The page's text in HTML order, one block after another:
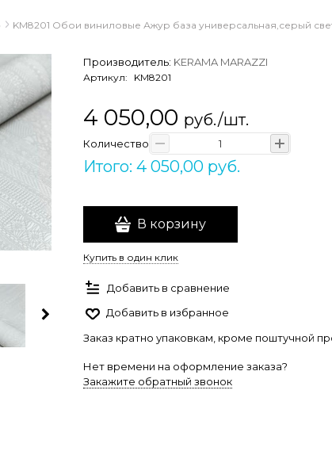
KM8201 Обои виниловые Ажур база универсальная,серый
Производитель: KERAMA MARAZZI
Артикул: KM8201
4 050,00 руб./шт.
Количество
Итого: 4 050,00 руб.
В корзину
Купить в один клик
Добавить в сравнение
Добавить в избранное
Заказ кратно упаковкам, кроме поштучной
Нет времени на оформление заказа?
Закажите обратный звонок